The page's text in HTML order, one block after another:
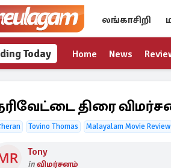
லங்காசிறி
Today Home News
திரை
Tovino Thomas Malayalam Movie Review
Tony
inவிமர்சனம்